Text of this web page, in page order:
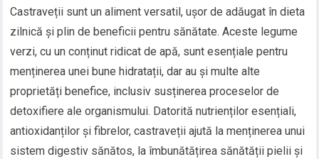
Castraveții sunt un aliment versatil, ușor de adăugat în dieta
zilnică și plin de beneficii pentru sănătate. Aceste legume
verzi, cu un conținut ridicat de apă, sunt esențiale pentru
menținerea unei bune hidratații, dar au și multe alte
proprietăți benefice, inclusiv susținerea proceselor de
detoxifiere ale organismului. Datorită nutrienților esențiali,
antioxidanților și fibrelor, castraveții ajută la menținerea unui
sistem digestiv sănătos, la îmbunătățirea sănătății pielii și